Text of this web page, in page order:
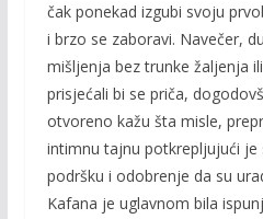
čak ponekad izgubi svoju
i brzo se zaboravi. Navečer,
mišljenja bez trunke žaljenja
prisjećali bi se priča,
otvoreno kažu šta misle,
intimnu tajnu potkrepljujući je
podršku i odobrenje da su
Kafana je uglavnom bila